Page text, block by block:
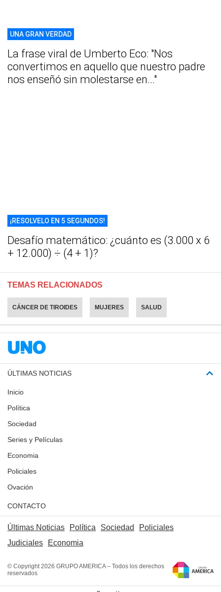
UNA GRAN VERDAD
La frase viral de Umberto Eco: "Nos
convertimos en aquello que nuestro padre
nos enseñó sin molestarse en..."
¡RESOLVELO EN 5 SEGUNDOS!
Desafío matemático: ¿cuánto es (3.000 x 6
+ 12.000) ÷ (4 + 1)?
TEMAS RELACIONADOS
CÁNCER DE TIROIDES MUJERES SALUD
ÚLTIMAS NOTICIAS
Inicio
Política
Sociedad
Series y Películas
Economia
Policiales
Ovación
CONTACTO
Últimas Noticias Política Sociedad
Policiales
Judiciales
Economia
© Copyright 2026 GRUPO AMERICA – Todos los derechos
reservados